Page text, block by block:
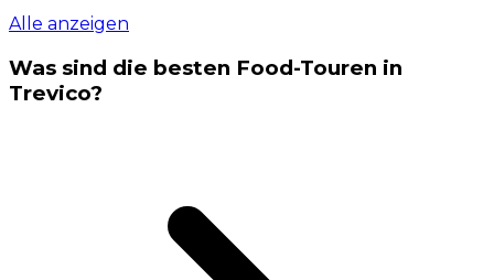
Alle anzeigen
Was sind die besten Food-Touren in
Trevico?